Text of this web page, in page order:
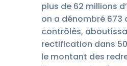
plus de 62 millions
on a dénombré 673
contrôlés,
rectification dans
le montant des